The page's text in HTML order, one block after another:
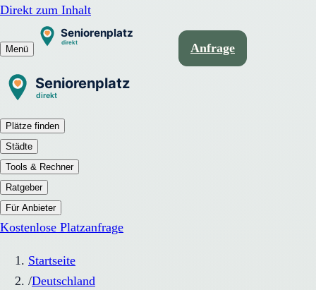
Direkt zum Inhalt
Menü Anfrage
Plätze finden
Städte
Tools & Rechner
Ratgeber
Für Anbieter
Kostenlose Platzanfrage
Startseite
/Deutschland